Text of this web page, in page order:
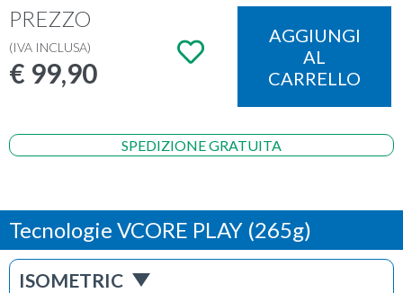
Materiale : Graphite Hybrid
Manici: G 1-2
Telaio:incordato
Colore:ruby red
PREZZO
(IVA INCLUSA)
€ 99,90
AGGIUNGI
AL
CARRELLO
SPEDIZIONE GRATUITA
Tecnologie VCORE PLAY (265g)
ISOMETRIC